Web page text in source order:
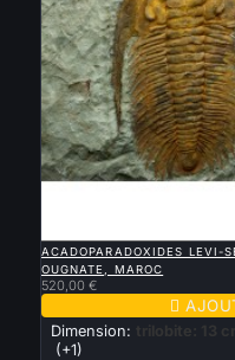
ACADOPARADOXIDES LEVI-
OUGNATE, MAROC
520,00 €

Dimension:
trilobite: 13
(+1)